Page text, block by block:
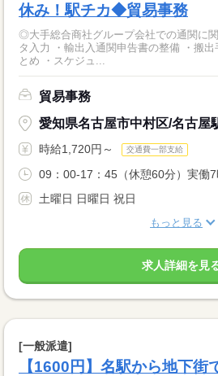
休み！駅チカ◆貿易事務
◎大手総合商社グループ会社での通関に関する
タ入力 ・輸出入通関申告書の整備 ・搬
とめ ・スケジュ...
貿易事務
愛知県名古屋市中村区/名古屋
時給1,720円～ 交通費一部支給
09：00-17：45（休憩60分）実働7
土曜日 日曜日 祝日
もっと見る
求人詳細を見
[一般派遣]
【1600円】名駅から地下